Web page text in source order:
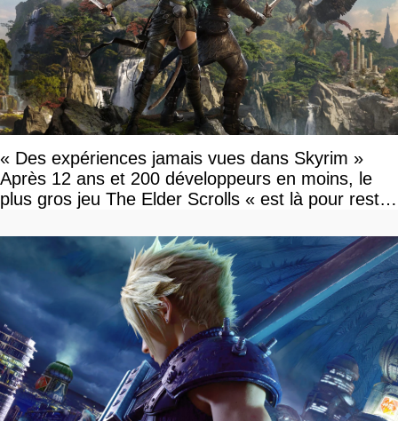
« Des expériences jamais vues dans Skyrim »
Après 12 ans et 200 développeurs en moins, le
plus gros jeu The Elder Scrolls « est là pour rester